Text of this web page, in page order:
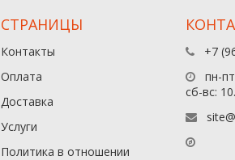
СТРАНИЦЫ
Контакты
Оплата
Доставка
Услуги
Политика в отношении
+7
пн-
сб-вс: